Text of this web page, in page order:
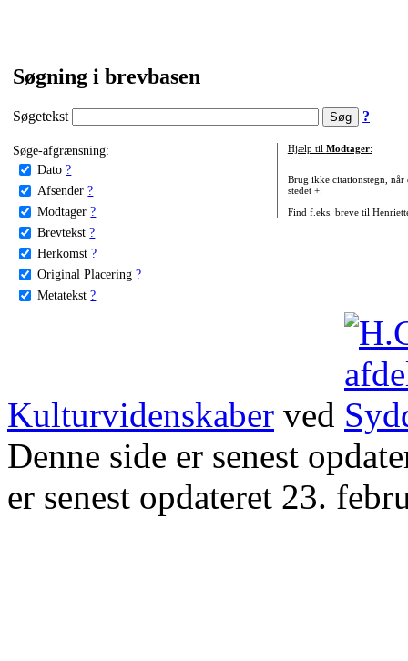
Søgning i brevbasen
Søgetekst ?
Søge-afgrænsning:
Dato ?
Afsender ?
Modtager ?
Brevtekst ?
Herkomst ?
Original Placering ?
Metatekst ?
Hjælp til Modtager:
Brug ikke citationstegn, når
stedet +:
Find f.eks. breve til
Kulturvidenskaber ved
Denne side er senest
er senest opdateret 23.